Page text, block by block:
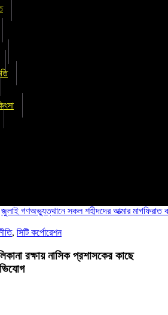
সকল শহীদদের আত্মার মাগফিরাত কামনায়
, সিটি কর্পোরেশন
রক্ষায় নাসিক প্রশাসকের কাছে